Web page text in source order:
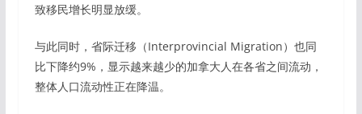
致移民增长明显放缓。
与此同时，省际迁移（Interprovincial Migration）也同
比下降约9%，显示越来越少的加拿大人在各省之间流动，
整体人口流动性正在降温。